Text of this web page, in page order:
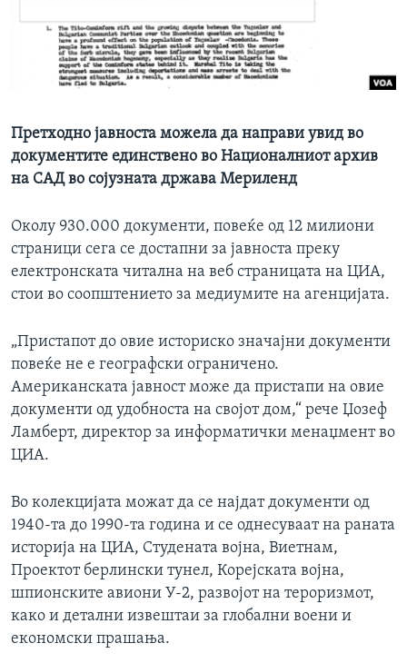
Јазици
Претходно јавноста можела да направи увид во
документите единствено во Националниот архив
на САД во сојузната држава Мериленд
Околу 930.000 документи, повеќе од 12 милиони
страници сега се достапни за јавноста преку
електронската читална на веб страницата на ЦИА,
стои во соопштението за медиумите на агенцијата.
„Пристапот до овие историско значајни документи
повеќе не е географски ограничено.
Американската јавност може да пристапи на овие
документи од удобноста на својот дом,“ рече Џозеф
Ламберт, директор за информатички менаџмент во
ЦИА.
Во колекцијата можат да се најдат документи од
1940-та до 1990-та година и се однесуваат на раната
историја на ЦИА, Студената војна, Виетнам,
Проектот берлински тунел, Корејската војна,
шпионските авиони У-2, развојот на тероризмот,
како и детални извештаи за глобални воени и
економски прашања.